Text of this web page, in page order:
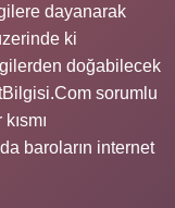
dayanarak
ki
doğabilecek
sorumlu
baroların internet